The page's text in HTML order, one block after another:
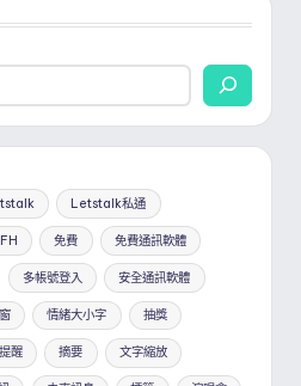
Letstalk私通
免費 免費通訊軟體
多帳號登入 安全通訊軟體
情緒大小字 抽獎
提醒 摘要 文字縮放